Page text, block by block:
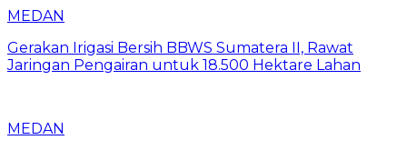
MEDAN
Gerakan Irigasi Bersih BBWS Sumatera II, Rawat
Jaringan Pengairan untuk 18.500 Hektare Lahan
MEDAN